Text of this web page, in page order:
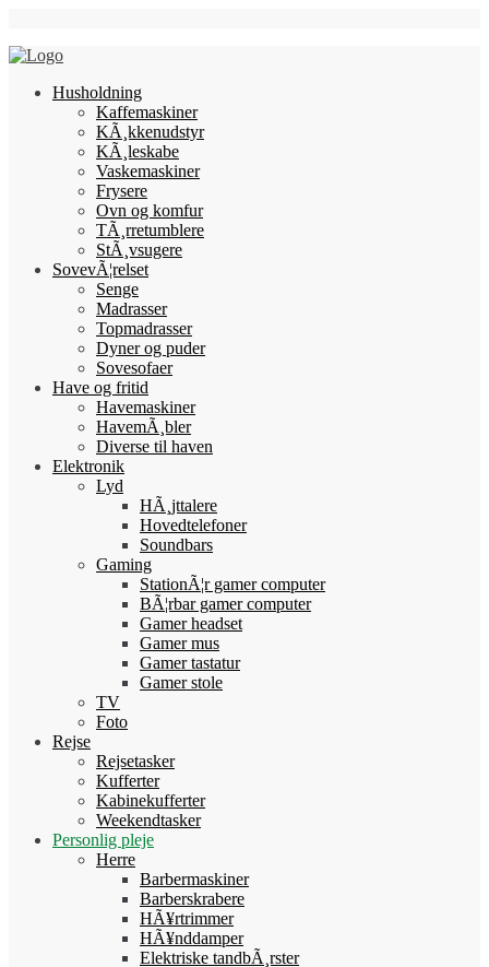
content
Husholdning
Kaffemaskiner
KÃ¸kkenudstyr
KÃ¸leskabe
Vaskemaskiner
Frysere
Ovn og komfur
TÃ¸rretumblere
StÃ¸vsugere
SovevÃ¦relset
Senge
Madrasser
Topmadrasser
Dyner og puder
Sovesofaer
Have og fritid
Havemaskiner
HavemÃ¸bler
Diverse til haven
Elektronik
Lyd
HÃ¸jttalere
Hovedtelefoner
Soundbars
Gaming
StationÃ¦r gamer computer
BÃ¦rbar gamer computer
Gamer headset
Gamer mus
Gamer tastatur
Gamer stole
TV
Foto
Rejse
Rejsetasker
Kufferter
Kabinekufferter
Weekendtasker
Personlig pleje
Herre
Barbermaskiner
Barberskrabere
HÃ¥rtrimmer
HÃ¥nddamper
Elektriske tandbÃ¸rster